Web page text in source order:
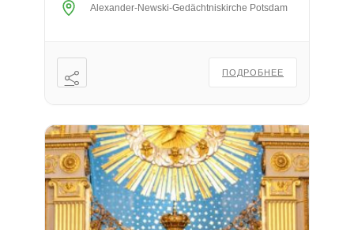
Alexander-Newski-Gedächtniskirche Potsdam
ПОДРОБНЕЕ